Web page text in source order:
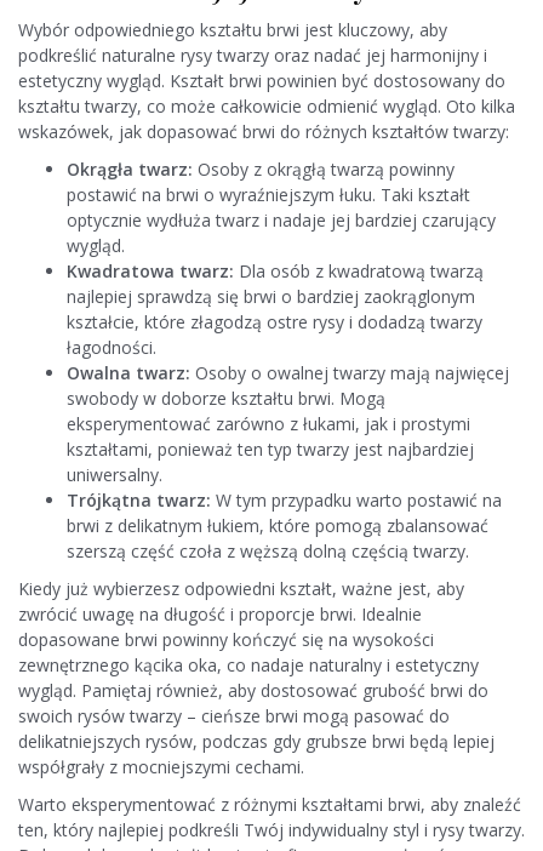
Wybór odpowiedniego kształtu brwi jest kluczowy, aby
podkreślić naturalne rysy twarzy oraz nadać jej harmonijny i
estetyczny wygląd. Kształt brwi powinien być dostosowany do
kształtu twarzy, co może całkowicie odmienić wygląd. Oto kilka
wskazówek, jak dopasować brwi do różnych kształtów twarzy:
Okrągła twarz: Osoby z okrągłą twarzą powinny
postawić na brwi o wyraźniejszym łuku. Taki kształt
optycznie wydłuża twarz i nadaje jej bardziej czarujący
wygląd.
Kwadratowa twarz: Dla osób z kwadratową twarzą
najlepiej sprawdzą się brwi o bardziej zaokrąglonym
kształcie, które złagodzą ostre rysy i dodadzą twarzy
łagodności.
Owalna twarz: Osoby o owalnej twarzy mają najwięcej
swobody w doborze kształtu brwi. Mogą
eksperymentować zarówno z łukami, jak i prostymi
kształtami, ponieważ ten typ twarzy jest najbardziej
uniwersalny.
Trójkątna twarz: W tym przypadku warto postawić na
brwi z delikatnym łukiem, które pomogą zbalansować
szerszą część czoła z węższą dolną częścią twarzy.
Kiedy już wybierzesz odpowiedni kształt, ważne jest, aby
zwrócić uwagę na długość i proporcje brwi. Idealnie
dopasowane brwi powinny kończyć się na wysokości
zewnętrznego kącika oka, co nadaje naturalny i estetyczny
wygląd. Pamiętaj również, aby dostosować grubość brwi do
swoich rysów twarzy – cieńsze brwi mogą pasować do
delikatniejszych rysów, podczas gdy grubsze brwi będą lepiej
współgrały z mocniejszymi cechami.
Warto eksperymentować z różnymi kształtami brwi, aby znaleźć
ten, który najlepiej podkreśli Twój indywidualny styl i rysy twarzy.